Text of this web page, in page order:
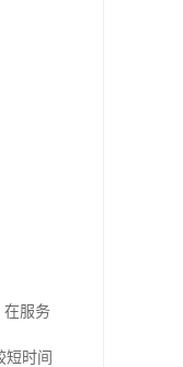
在服务
时间